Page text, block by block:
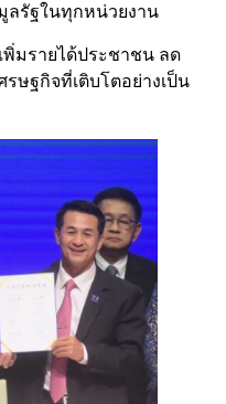
ลรัฐในทุกหน่วยงาน
พิ่มรายได้ประชาชน ลด
ษฐกิจที่เติบโตอย่างเป็น